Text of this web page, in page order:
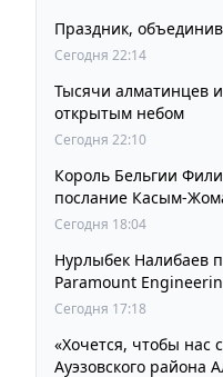
Праздник,
Сегодня 22:14
Тысячи алматинцев
открытым небом
Сегодня 22:10
Король Бельгии
послание Касым-
Сегодня 18:04
Нурлыбек Налибаев
Paramount
Сегодня 17:18
«Хочется, чтобы нас
Ауэзовского района